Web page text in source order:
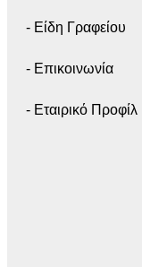
- Είδη Γραφείου
- Επικοινωνία
- Εταιρικό Προφίλ